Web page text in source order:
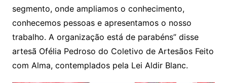
segmento, onde ampliamos o conhecimento,
conhecemos pessoas e apresentamos o nosso
trabalho. A organização está de parabéns” disse
artesã Ofélia Pedroso do Coletivo de Artesãos Feito
com Alma, contemplados pela Lei Aldir Blanc.